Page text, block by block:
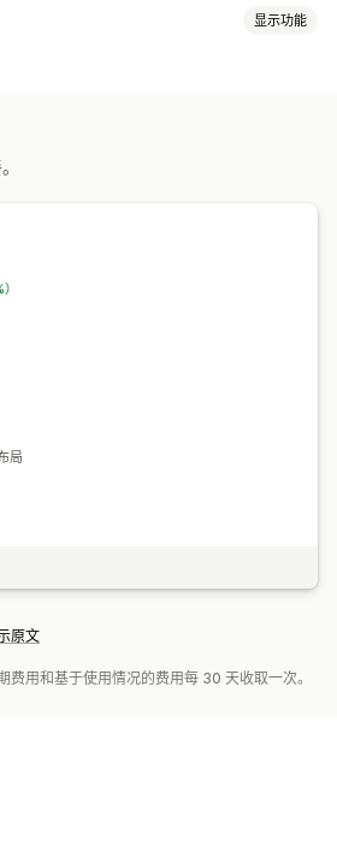
显示功能
局
原文
费用和基于使用情况的费用每 30 天收取一次。